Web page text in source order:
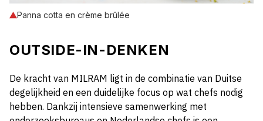
Panna cotta en crème brûlée
OUTSIDE-IN-DENKEN
De kracht van MILRAM ligt in de combinatie van Duitse
degelijkheid en een duidelijke focus op wat chefs nodig
hebben. Dankzij intensieve samenwerking met